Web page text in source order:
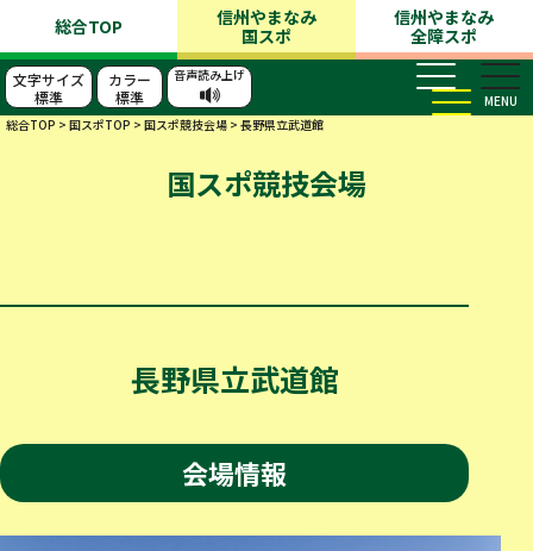
総合TOP
信州やまなみ
国スポ
信州やまなみ
全障スポ
文字サイズ
標準
カラー
標準
音声読み上げ
MENU
総合TOP > 国スポTOP > 国スポ競技会場 > 長野県立武道館
国スポ競技会場
長野県立武道館
会場情報